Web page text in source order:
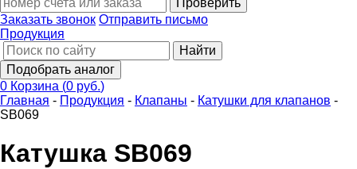
Проверить
Заказать звонок Отправить письмо
Продукция
Найти
Подобрать аналог
0 Корзина (0 руб.)
Главная - Продукция - Клапаны - Катушки для клапанов -
SB069
Катушка SB069